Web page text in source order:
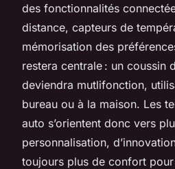
des fonctionnalités
distance, capteurs de
mémorisation des
restera centrale : un coussin
deviendra mutlifonction,
bureau ou à la maison. Les
auto s’orientent donc vers
personnalisation,
toujours plus de confort